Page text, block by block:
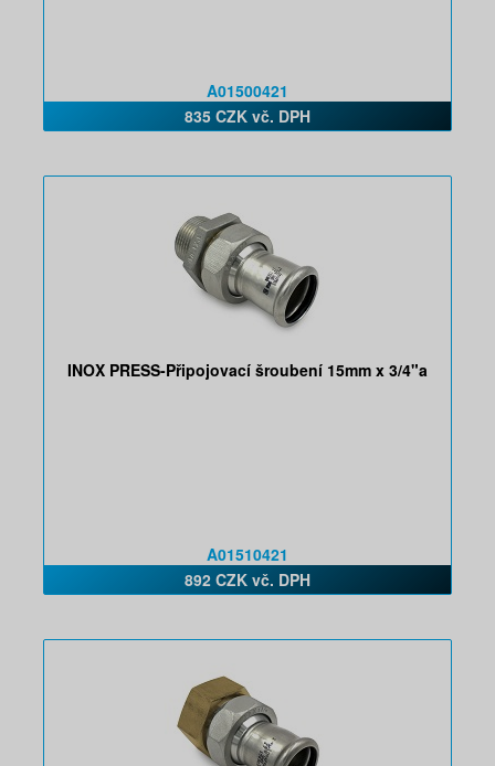
A01500421
835 CZK vč. DPH
INOX PRESS-Připojovací šroubení 15mm x 3/4"a
A01510421
892 CZK vč. DPH